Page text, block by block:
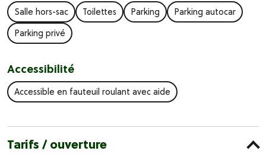
Salle hors-sac Toilettes Parking
Parking autocar
Parking privé
Accessibilité
Accessible en fauteuil roulant avec aide
Tarifs / ouverture